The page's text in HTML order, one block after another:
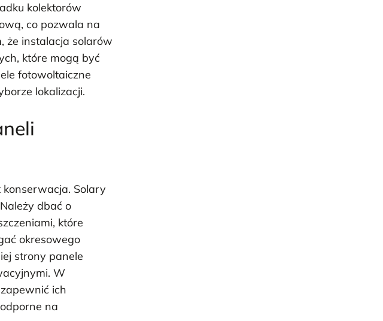
kolektorów
co pozwala na
że instalacja solarów
które mogą być
fotowoltaiczne
lokalizacji.
Solary
dbać o
które
okresowego
strony panele
W
ich
na